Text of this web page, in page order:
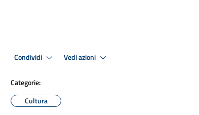
Condividi Vedi azioni
Categorie:
Cultura